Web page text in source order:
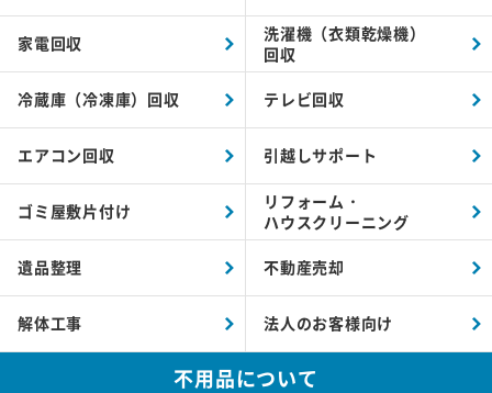
家電回収
洗濯機（衣類乾燥機）
回収
冷蔵庫（冷凍庫）回収 テレビ回収
エアコン回収 引越しサポート
ゴミ屋敷片付け
リフォーム・
ハウスクリーニング
遺品整理 不動産売却
解体工事 法人のお客様向け
不用品について